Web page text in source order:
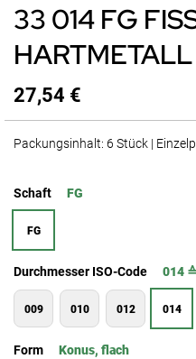
33 014 FG
HARTMETALL
27,54 €
Packungsinhalt: 6 Stück |
Schaft FG
FG
Durchmesser ISO-Code 014
009 010 012 014
Form Konus, flach